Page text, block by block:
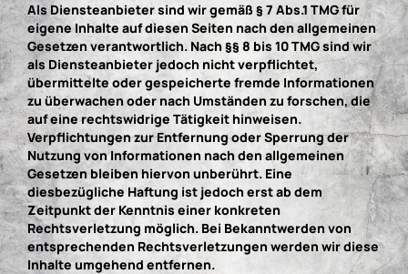
Als Diensteanbieter sind wir gemäß § 7 Abs.1 TMG für
eigene Inhalte auf diesen Seiten nach den allgemeinen
Gesetzen verantwortlich. Nach §§ 8 bis 10 TMG sind wir
als Diensteanbieter jedoch nicht verpflichtet,
übermittelte oder gespeicherte fremde Informationen
zu überwachen oder nach Umständen zu forschen, die
auf eine rechtswidrige Tätigkeit hinweisen.
Verpflichtungen zur Entfernung oder Sperrung der
Nutzung von Informationen nach den allgemeinen
Gesetzen bleiben hiervon unberührt. Eine
diesbezügliche Haftung ist jedoch erst ab dem
Zeitpunkt der Kenntnis einer konkreten
Rechtsverletzung möglich. Bei Bekanntwerden von
entsprechenden Rechtsverletzungen werden wir diese
Inhalte umgehend entfernen.